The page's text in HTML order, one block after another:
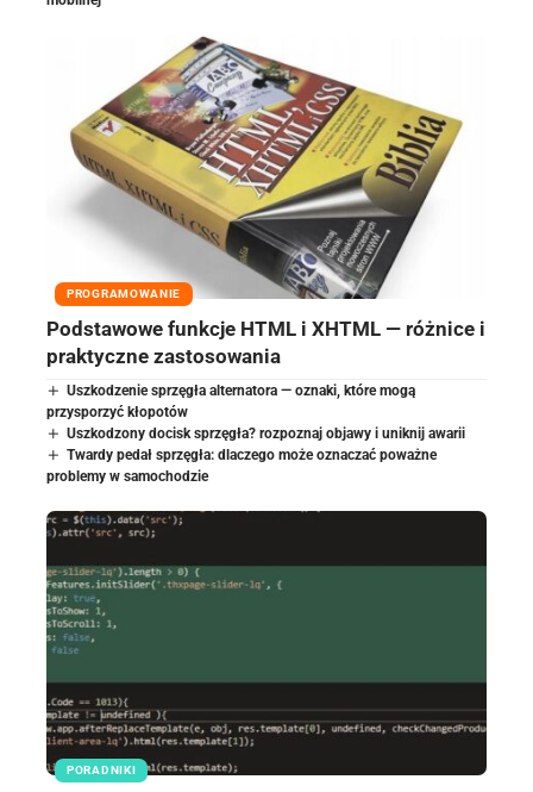
PROGRAMOWANIE
Podstawowe funkcje HTML i XHTML — różnice i
praktyczne zastosowania
Uszkodzenie sprzęgła alternatora — oznaki, które mogą
przysporzyć kłopotów
Uszkodzony docisk sprzęgła? rozpoznaj objawy i uniknij awarii
Twardy pedał sprzęgła: dlaczego może oznaczać poważne
problemy w samochodzie
PORADNIKI